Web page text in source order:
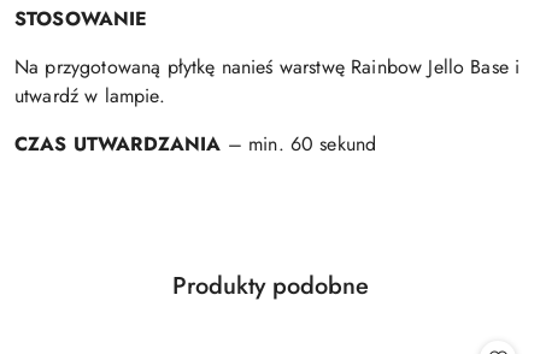
STOSOWANIE
Na przygotowaną płytkę nanieś warstwę Rainbow Jello Base i
utwardź w lampie.
CZAS UTWARDZANIA – min. 60 sekund
Pomiń karuzelę produktów
Produkty
Produkty podobne